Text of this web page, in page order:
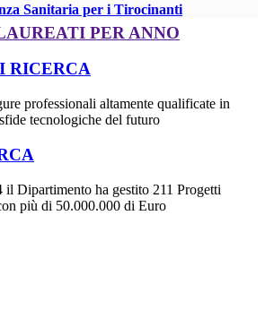
Sanitaria per i Tirocinanti
PER ANNO
RICERCA
professionali altamente qualificate in
tecnologiche del futuro
Dipartimento ha gestito 211 Progetti
più di 50.000.000 di Euro